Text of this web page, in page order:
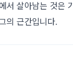
서 살아남는 것은
의 근간입니다.